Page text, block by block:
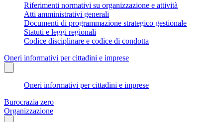
Riferimenti normativi su organizzazione e attività
Atti amministrativi generali
Documenti di programmazione strategico gestionale
Statuti e leggi regionali
Codice disciplinare e codice di condotta
Oneri informativi per cittadini e imprese
Oneri informativi per cittadini e imprese
Burocrazia zero
Organizzazione